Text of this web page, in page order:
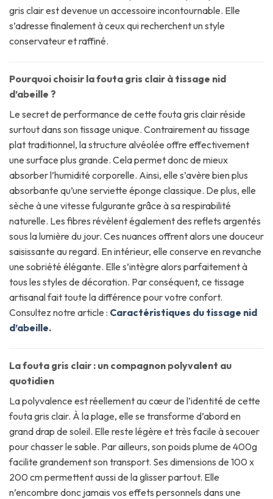
gris clair est devenue un accessoire incontournable. Elle
s’adresse finalement à ceux qui recherchent un style
conservateur et raffiné.
Pourquoi choisir la fouta gris clair à tissage nid
d’abeille ?
Le secret de performance de cette fouta gris clair réside
surtout dans son tissage unique. Contrairement au tissage
plat traditionnel, la structure alvéolée offre effectivement
une surface plus grande. Cela permet donc de mieux
absorber l’humidité corporelle. Ainsi, elle s’avère bien plus
absorbante qu’une serviette éponge classique. De plus, elle
sèche à une vitesse fulgurante grâce à sa respirabilité
naturelle. Les fibres révèlent également des reflets argentés
sous la lumière du jour. Ces nuances offrent alors une douceur
saisissante au regard. En intérieur, elle conserve en revanche
une sobriété élégante. Elle s’intègre alors parfaitement à
tous les styles de décoration. Par conséquent, ce tissage
artisanal fait toute la différence pour votre confort.
Consultez notre article : Caractéristiques du tissage nid
d’abeille.
La fouta gris clair : un compagnon polyvalent au
quotidien
La polyvalence est réellement au cœur de l’identité de cette
fouta gris clair. À la plage, elle se transforme d’abord en
grand drap de soleil. Elle reste légère et très facile à secouer
pour chasser le sable. Par ailleurs, son poids plume de 400g
facilite grandement son transport. Ses dimensions de 100 x
200 cm permettent aussi de la glisser partout. Elle
n’encombre donc jamais vos effets personnels dans une